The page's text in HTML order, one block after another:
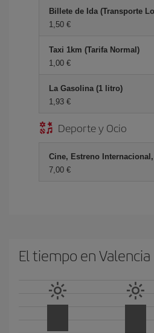
Billete de Ida (Transporte
1,50 €
Taxi 1km (Tarifa Normal)
1,00 €
La Gasolina (1 litro)
1,93 €
Deporte y Ocio
Cine, Estreno
7,00 €
El tiempo en Valencia